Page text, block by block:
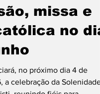
celebrará
Christi com
missa e